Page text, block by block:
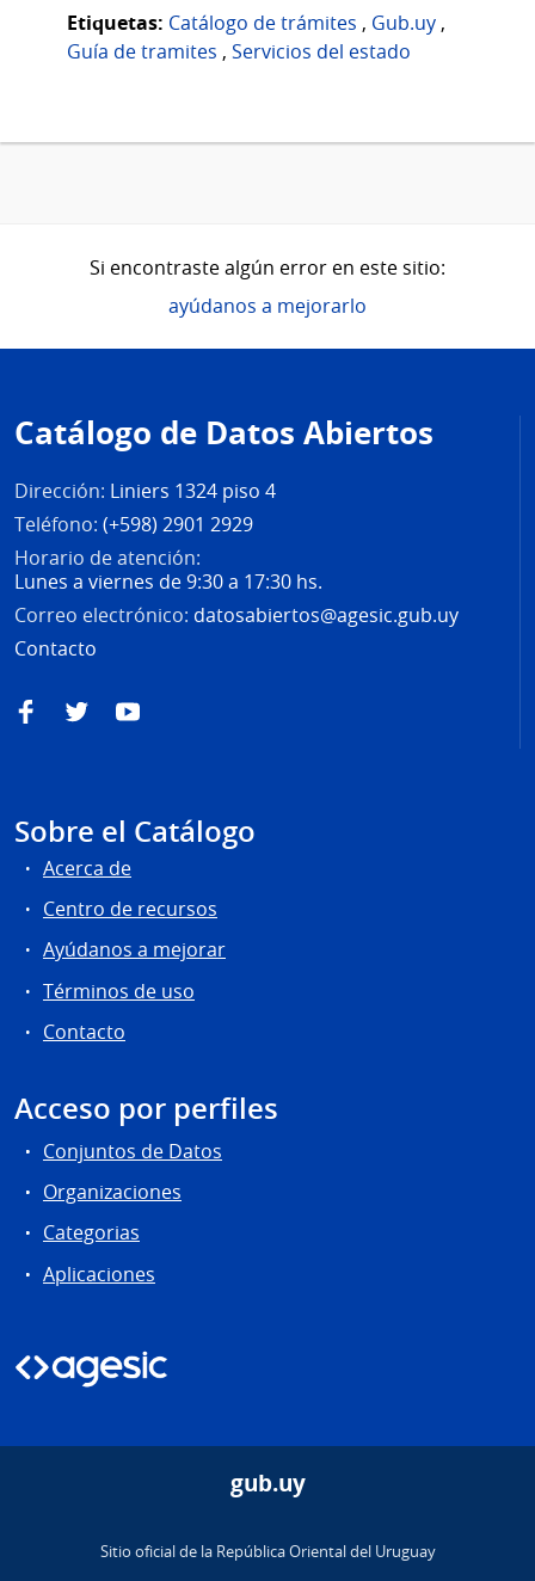
Etiquetas: Catálogo de trámites , Gub.uy ,
Guía de tramites , Servicios del estado
Si encontraste algún error en este sitio:
ayúdanos a mejorarlo
de
página
Catálogo de Datos Abiertos
Dirección: Liniers 1324 piso 4
Teléfono: (+598) 2901 2929
Horario de atención:
Lunes a viernes de 9:30 a 17:30 hs.
Correo electrónico: datosabiertos@agesic.gub.uy
Contacto
FacebookTwitterYouTube
Sobre el Catálogo
Acerca de
Centro de recursos
Ayúdanos a mejorar
Términos de uso
Contacto
Acceso por perfiles
Conjuntos de Datos
Organizaciones
Categorias
Aplicaciones
gub.uy
Sitio oficial de la República Oriental del Uruguay